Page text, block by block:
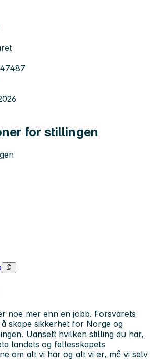
for stillingen
noe mer enn en jobb. Forsvarets
skape sikkerhet for Norge og
Uansett hvilken stilling du har,
landets og fellesskapets
om alt vi har og alt vi er, må vi selv